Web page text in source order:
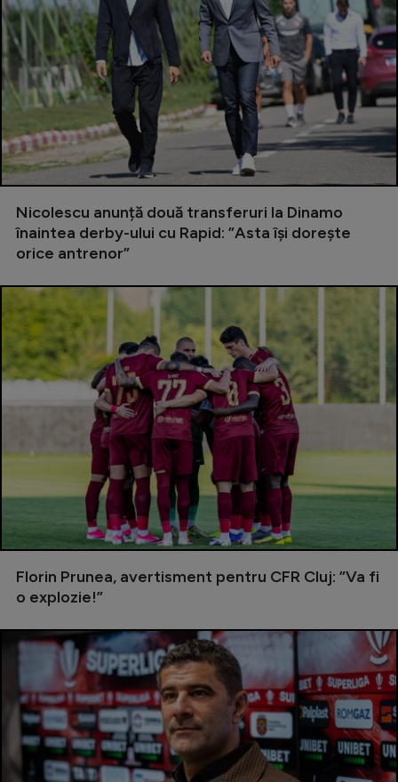
Tenis
Handbal
Natație
Formula 1
Gimnastică
Auto
Rugby
Ciclism
Alte sporturi
JO 2024
JO 2026
Intră în cont
Creează cont
Nicolescu anunță două transferuri la Dinamo
înaintea derby-ului cu Rapid: ”Asta își dorește
orice antrenor”
Florin Prunea, avertisment pentru CFR Cluj: ”Va fi
o explozie!”